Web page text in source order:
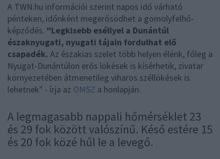
A TWN.hu információi szerint napos idő várható
pénteken, időnként megerősödhet a gomolyfelhő-
képződés. "Legkisebb eséllyel a Dunántúl
északnyugati, nyugati tájain fordulhat elő
csapadék. Az északias szelet több helyen élénk, főleg a
Nyugat-Dunántúlon erős lökések is kísérhetik, zivatar
környezetében átmenetileg viharos széllökések is
lehetnek" - írja az OMSZ a honlapján.
A legmagasabb nappali hőmérséklet 23
és 29 fok között valószínű. Késő estére 15
és 20 fok közé hűl le a levegő.